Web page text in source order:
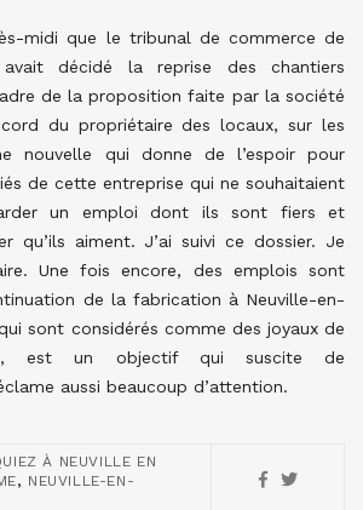
midi que le tribunal de commerce de
avait décidé la reprise des chantiers
de la proposition faite par la société
du propriétaire des locaux, sur les
nouvelle qui donne de l’espoir pour
de cette entreprise qui ne souhaitaient
un emploi dont ils sont fiers et
qu’ils aiment. J’ai suivi ce dossier. Je
Une fois encore, des emplois sont
de la fabrication à Neuville-en-
sont considérés comme des joyaux de
est un objectif qui suscite de
aussi beaucoup d’attention.
À NEUVILLE EN
, NEUVILLE-EN-